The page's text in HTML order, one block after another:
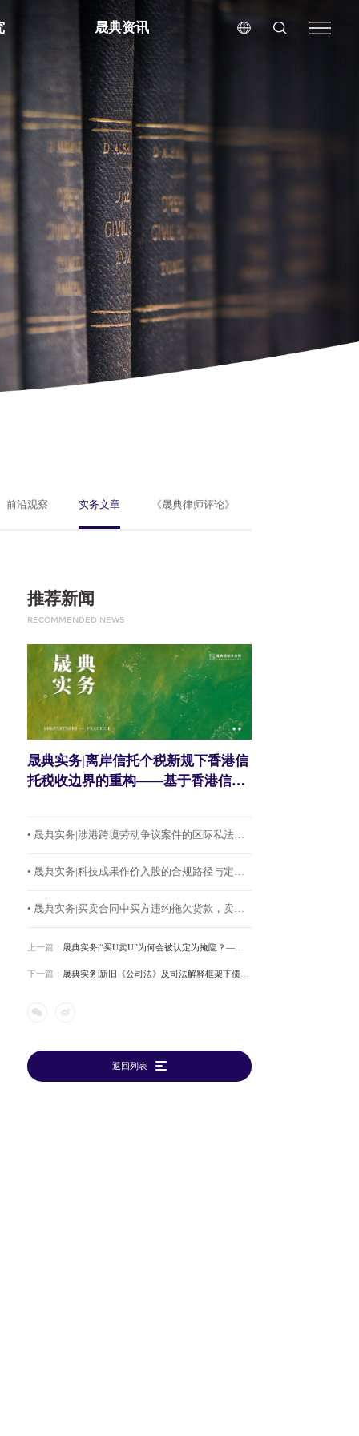
晟典资讯
前沿观察 实务文章 《晟典律师评论》
推荐新闻
RECOMMENDED NEWS
晟典实务|离岸信托个税新规下香港信
托税收边界的重构——基于香港信托
• 晟典实务|涉港跨境劳动争议案件的区际私法冲突——法律适用及建议解决方案
• 晟典实务|买卖合同中买方违约拖欠货款，卖方如何有效维权？
上一篇： 晟典实务|“买U卖U”为何会被认定为掩隐？——来自辩护视角的完整实务拆解
下一篇： 晟典实务|新旧《公司法》及司法解释框架下债权人保护的机制变革
返回列表